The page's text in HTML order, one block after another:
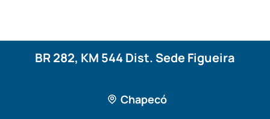
BR 282, KM 544 Dist. Sede Figueira
Chapecó